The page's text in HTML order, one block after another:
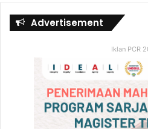
Advertisement
Iklan PCR